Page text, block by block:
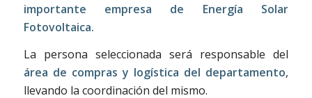
importante empresa de Energía Solar
Fotovoltaica.
La persona seleccionada será responsable del
área de compras y logística del departamento,
llevando la coordinación del mismo.